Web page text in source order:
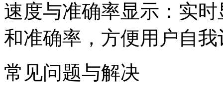
速度与准确率显示：实
和准确率，方便用户自我
常见问题与解决